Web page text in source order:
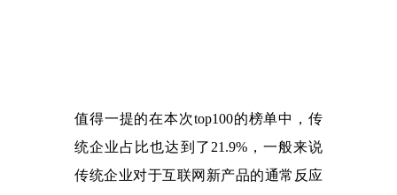
值得一提的在本次top100的榜单中，传
统企业占比也达到了21.9%，一般来说
传统企业对于互联网新产品的通常反应